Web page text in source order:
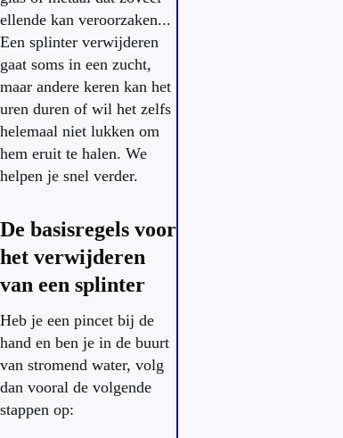
ellende kan veroorzaken...
Een splinter verwijderen
gaat soms in een zucht,
maar andere keren kan het
uren duren of wil het zelfs
helemaal niet lukken om
hem eruit te halen. We
helpen je snel verder.
De basisregels voor
het verwijderen
van een splinter
Heb je een pincet bij de
hand en ben je in de buurt
van stromend water, volg
dan vooral de volgende
stappen op: